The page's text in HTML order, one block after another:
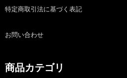
特定商取引法に基づく表記
お問い合わせ
商品カテゴリ